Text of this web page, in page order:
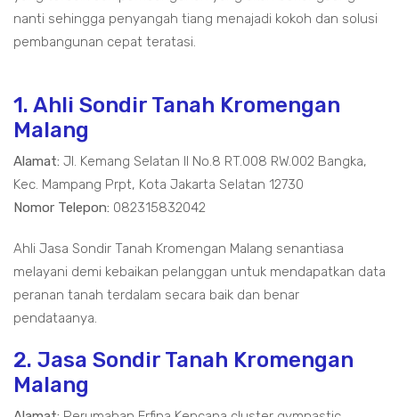
nanti sehingga penyangah tiang menajadi kokoh dan solusi
pembangunan cepat teratasi.
1. Ahli Sondir Tanah Kromengan
Malang
Alamat: Jl. Kemang Selatan II No.8 RT.008 RW.002 Bangka,
Kec. Mampang Prpt, Kota Jakarta Selatan 12730
Nomor Telepon: 082315832042
Ahli Jasa Sondir Tanah Kromengan Malang senantiasa
melayani demi kebaikan pelanggan untuk mendapatkan data
peranan tanah terdalam secara baik dan benar
pendataanya.
2. Jasa Sondir Tanah Kromengan
Malang